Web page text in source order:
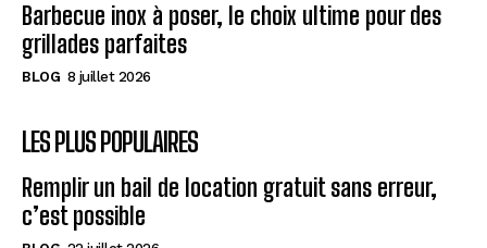
Barbecue inox à poser, le choix ultime pour des
grillades parfaites
BLOG 8 juillet 2026
LES PLUS POPULAIRES
Remplir un bail de location gratuit sans erreur,
c’est possible